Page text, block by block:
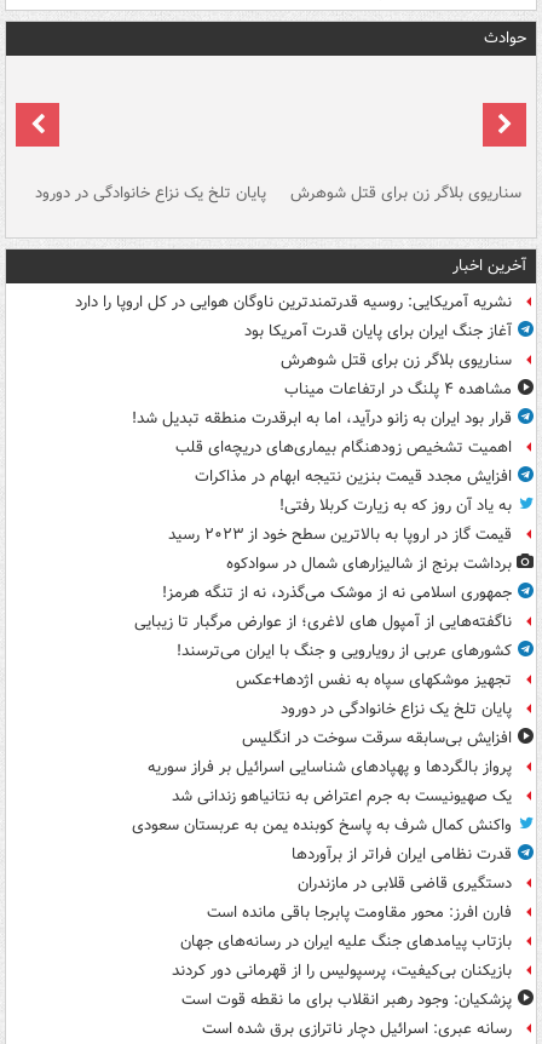
حوادث
سناریوی بلاگر زن برای قتل شوهرش پایان تلخ یک نزاع خانوادگی در دورود
آخرین اخبار
نشریه آمریکایی: روسیه قدرتمندترین ناوگان هوایی در کل اروپا را دارد
آغاز جنگ ایران برای پایان قدرت آمریکا بود
سناریوی بلاگر زن برای قتل شوهرش
مشاهده ۴ پلنگ در ارتفاعات میناب
قرار بود ایران به زانو درآید، اما به ابرقدرت منطقه تبدیل شد!
اهمیت تشخیص زودهنگام بیماری‌های دریچه‌ای قلب
افزایش مجدد قیمت بنزین نتیجه ابهام در مذاکرات
به یاد آن روز که به زیارت کربلا رفتی!
قیمت گاز در اروپا به بالاترین سطح خود از ۲۰۲۳ رسید
برداشت برنج از شالیزارهای شمال در سوادکوه
جمهوری اسلامی نه از موشک می‌گذرد، نه از تنگه هرمز!
ناگفته‌هایی از آمپول های لاغری؛ از عوارض مرگبار تا زیبایی
کشورهای عربی از رویارویی و جنگ با ایران می‌ترسند!
تجهیز موشکهای سپاه به نفس اژدها+عکس
پایان تلخ یک نزاع خانوادگی در دورود
افزایش بی‌سابقه سرقت سوخت در انگلیس
پرواز بالگردها و پهپادهای شناسایی اسرائیل بر فراز سوریه
یک صهیونیست به جرم اعتراض به نتانیاهو زندانی شد
واکنش کمال شرف به پاسخ کوبنده یمن به عربستان سعودی
قدرت نظامی ایران فراتر از برآوردها
دستگیری قاضی قلابی در مازندران
فارن افرز: محور مقاومت پابرجا باقی مانده است
بازتاب پیامدهای جنگ علیه ایران در رسانه‌های جهان
بازیکنان بی‌کیفیت، پرسپولیس را از قهرمانی دور کردند
پزشکیان: وجود رهبر انقلاب برای ما نقطه قوت است
رسانه عبری: اسرائیل دچار ناترازی برق شده است